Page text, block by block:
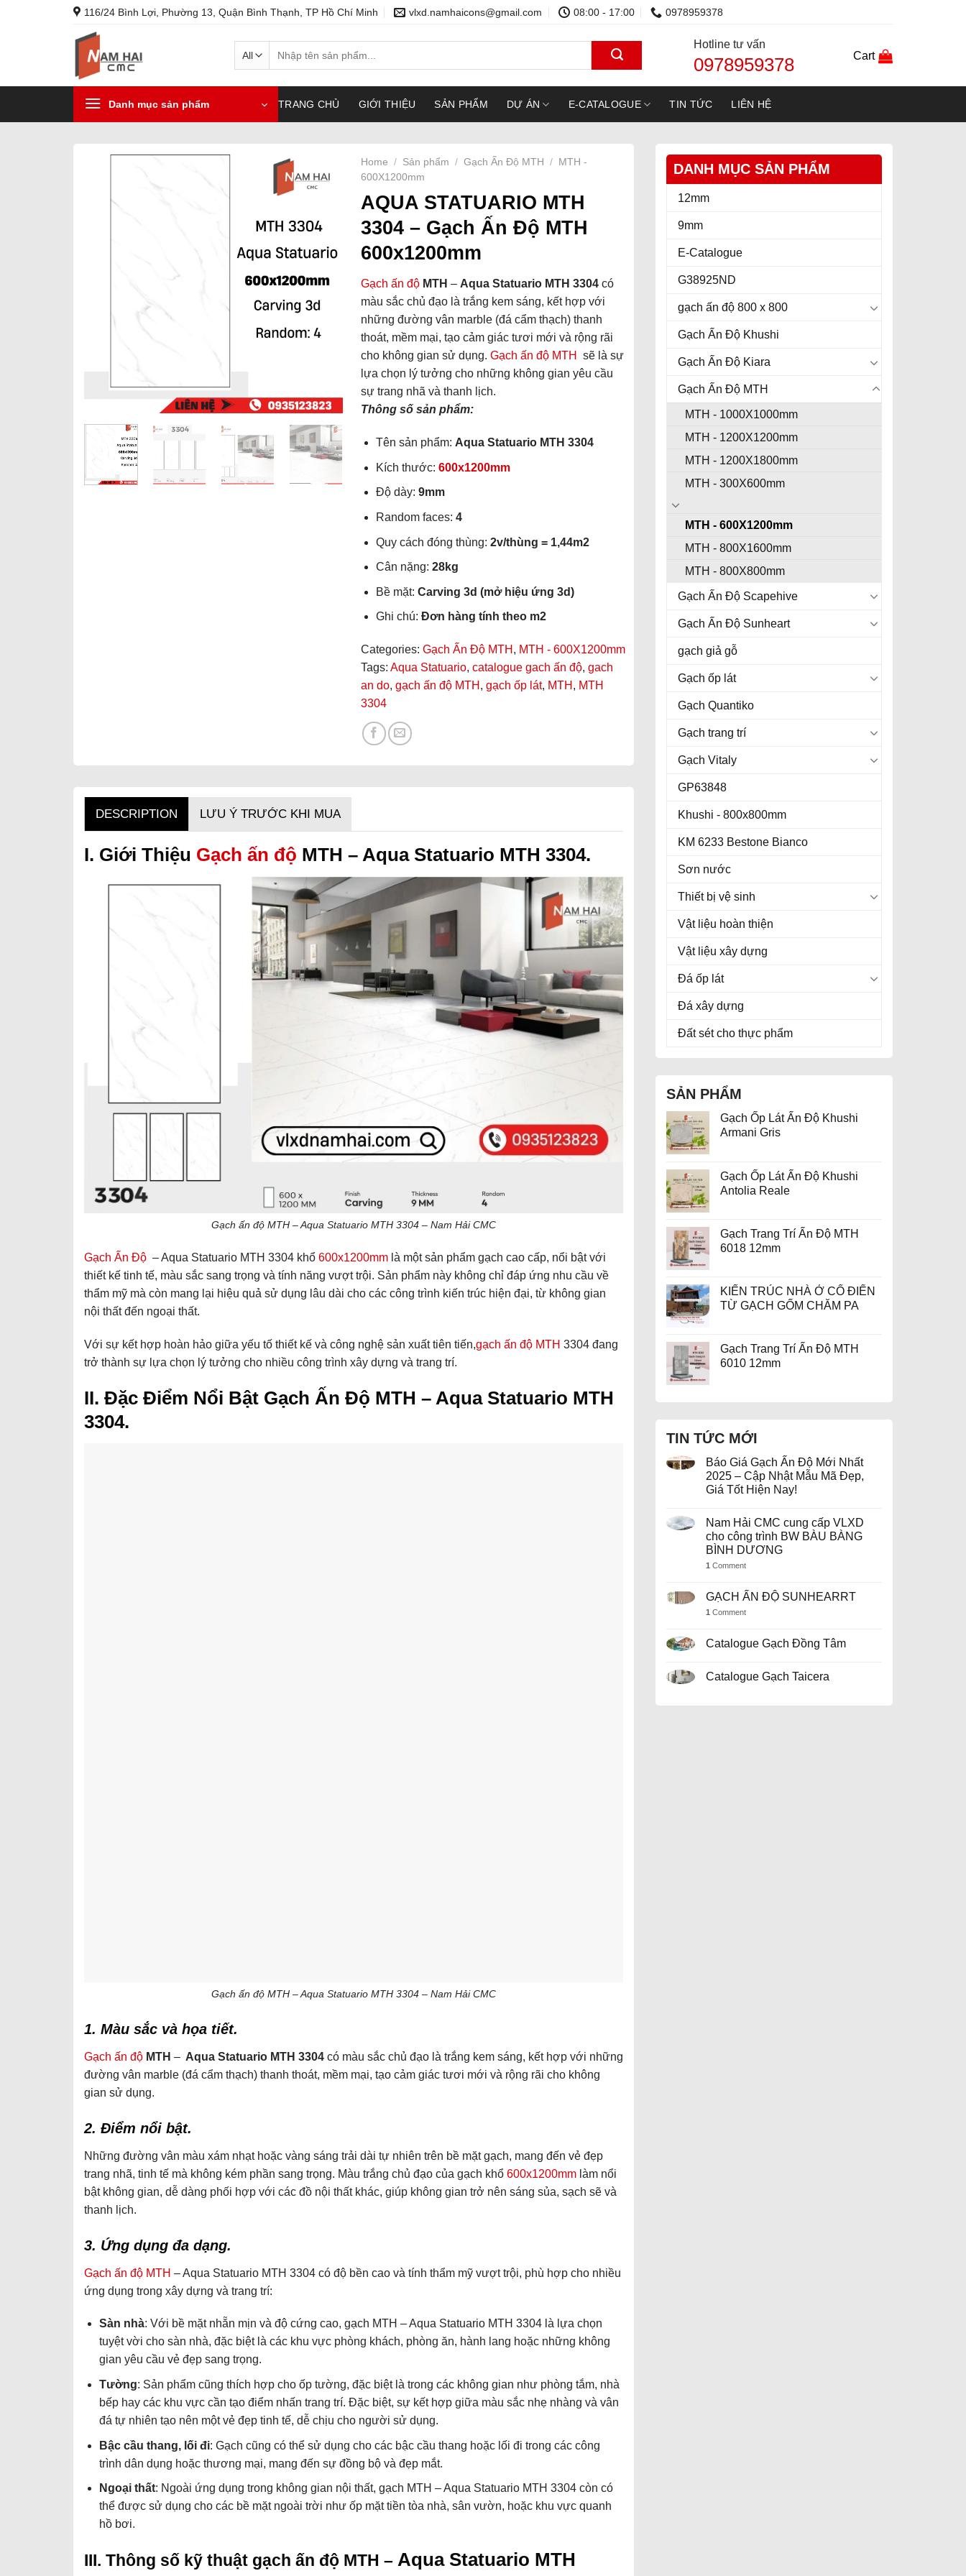
116/24 Bình Lợi, Phường 13, Quận Bình Thạnh, TP Hồ Chí Minh vlxd.namhaicons@gmail.com 08:00 - 17:00 0978959378
Search
for:
Hotline tư vấn
0978959378 Cart
Danh mục sản phẩm TRANG CHỦ GIỚI THIỆU SẢN PHẨM DỰ ÁN E-CATALOGUE TIN TỨC LIÊN HỆ
DANH MỤC SẢN PHẨM
12mm
9mm
E-Catalogue
G38925ND
gạch ấn độ 800 x 800
Gạch Ấn Độ Khushi
Gạch Ấn Độ Kiara
Gạch Ấn Độ MTH
MTH - 1000X1000mm
MTH - 1200X1200mm
MTH - 1200X1800mm
MTH - 300X600mm
MTH - 600X1200mm
MTH - 800X1600mm
MTH - 800X800mm
Gạch Ấn Độ Scapehive
Gạch Ấn Độ Sunheart
gạch giả gỗ
Gạch ốp lát
Gạch Quantiko
Gạch trang trí
Gạch Vitaly
GP63848
Khushi - 800x800mm
KM 6233 Bestone Bianco
Sơn nước
Thiết bị vệ sinh
Vật liệu hoàn thiện
Vật liệu xây dựng
Đá ốp lát
Đá xây dựng
Đất sét cho thực phẩm
SẢN PHẨM
Gạch Ốp Lát Ấn Độ Khushi
Armani Gris
Gạch Ốp Lát Ấn Độ Khushi
Antolia Reale
Gạch Trang Trí Ấn Độ MTH
6018 12mm
KIẾN TRÚC NHÀ Ở CỔ ĐIỂN
TỪ GẠCH GỐM CHĂM PA
Gạch Trang Trí Ấn Độ MTH
6010 12mm
TIN TỨC MỚI
Báo Giá Gạch Ấn Độ Mới Nhất
2025 – Cập Nhật Mẫu Mã Đẹp,
Giá Tốt Hiện Nay!
Nam Hải CMC cung cấp VLXD
cho công trình BW BÀU BÀNG
BÌNH DƯƠNG
1 Comment
GẠCH ẤN ĐỘ SUNHEARRT
1 Comment
Catalogue Gạch Đồng Tâm
Catalogue Gạch Taicera
Home / Sản phẩm / Gạch Ấn Độ MTH /
MTH -
600X1200mm
AQUA STATUARIO MTH
3304 – Gạch Ấn Độ MTH
600x1200mm
Gạch ấn độ MTH – Aqua Statuario MTH 3304 có
màu sắc chủ đạo là trắng kem sáng, kết hợp với
những đường vân marble (đá cẩm thạch) thanh
thoát, mềm mại, tạo cảm giác tươi mới và rộng rãi
cho không gian sử dụng. Gạch ấn độ MTH
sẽ là sự
lựa chọn lý tưởng cho những không gian yêu cầu
sự trang nhã và thanh lịch.
Thông số sản phẩm:
Tên sản phẩm: Aqua Statuario MTH 3304
Kích thước: 600x1200mm
Độ dày: 9mm
Random faces: 4
Quy cách đóng thùng: 2v/thùng = 1,44m2
Cân nặng: 28kg
Bề mặt: Carving 3d (mở hiệu ứng 3d)
Ghi chú: Đơn hàng tính theo m2
Categories: Gạch Ấn Độ MTH , MTH - 600X1200mm
Tags: Aqua Statuario, catalogue gach ấn độ, gach
an do, gạch ấn độ MTH , gạch ốp lát, MTH , MTH
3304
DESCRIPTION LƯU Ý TRƯỚC KHI MUA
I. Giới Thiệu Gạch ấn độ MTH – Aqua Statuario MTH 3304.
Gạch ấn độ MTH – Aqua Statuario MTH 3304 – Nam Hải CMC
Gạch Ấn Độ – Aqua Statuario MTH 3304 khổ 600x1200mm là một sản phẩm gạch cao cấp, nổi bật với
thiết kế tinh tế, màu sắc sang trọng và tính năng vượt trội. Sản phẩm này không chỉ đáp ứng nhu cầu về
thẩm mỹ mà còn mang lại hiệu quả sử dụng lâu dài cho các công trình kiến trúc hiện đại, từ không gian
nội thất đến ngoại thất.
Với sự kết hợp hoàn hảo giữa yếu tố thiết kế và công nghệ sản xuất tiên tiến,gạch ấn độ MTH 3304 đang
trở thành sự lựa chọn lý tưởng cho nhiều công trình xây dựng và trang trí.
II. Đặc Điểm Nổi Bật Gạch Ấn Độ MTH – Aqua Statuario MTH
3304.
Gạch ấn độ MTH – Aqua Statuario MTH 3304 – Nam Hải CMC
1. Màu sắc và họa tiết.
Gạch ấn độ MTH – Aqua Statuario MTH 3304 có màu sắc chủ đạo là trắng kem sáng, kết hợp với những
đường vân marble (đá cẩm thạch) thanh thoát, mềm mại, tạo cảm giác tươi mới và rộng rãi cho không
gian sử dụng.
2. Điểm nổi bật.
Những đường vân màu xám nhạt hoặc vàng sáng trải dài tự nhiên trên bề mặt gạch, mang đến vẻ đẹp
trang nhã, tinh tế mà không kém phần sang trọng. Màu trắng chủ đạo của gạch khổ 600x1200mm làm nổi
bật không gian, dễ dàng phối hợp với các đồ nội thất khác, giúp không gian trở nên sáng sủa, sạch sẽ và
thanh lịch.
3. Ứng dụng đa dạng.
Gạch ấn độ MTH – Aqua Statuario MTH 3304 có độ bền cao và tính thẩm mỹ vượt trội, phù hợp cho nhiều
ứng dụng trong xây dựng và trang trí:
Sàn nhà: Với bề mặt nhẵn mịn và độ cứng cao, gạch MTH – Aqua Statuario MTH 3304 là lựa chọn
tuyệt vời cho sàn nhà, đặc biệt là các khu vực phòng khách, phòng ăn, hành lang hoặc những không
gian yêu cầu vẻ đẹp sang trọng.
Tường: Sản phẩm cũng thích hợp cho ốp tường, đặc biệt là trong các không gian như phòng tắm, nhà
bếp hay các khu vực cần tạo điểm nhấn trang trí. Đặc biệt, sự kết hợp giữa màu sắc nhẹ nhàng và vân
đá tự nhiên tạo nên một vẻ đẹp tinh tế, dễ chịu cho người sử dụng.
Bậc cầu thang, lối đi: Gạch cũng có thể sử dụng cho các bậc cầu thang hoặc lối đi trong các công
trình dân dụng hoặc thương mại, mang đến sự đồng bộ và đẹp mắt.
Ngoại thất: Ngoài ứng dụng trong không gian nội thất, gạch MTH – Aqua Statuario MTH 3304 còn có
thể được sử dụng cho các bề mặt ngoài trời như ốp mặt tiền tòa nhà, sân vườn, hoặc khu vực quanh
hồ bơi.
III. Thông số kỹ thuật gạch ấn độ MTH – Aqua Statuario MTH